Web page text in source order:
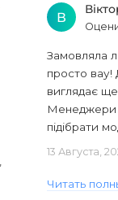
В
Замовляла
просто вау!
виглядає
Менеджери
підібрати
13 Августа,
Читать